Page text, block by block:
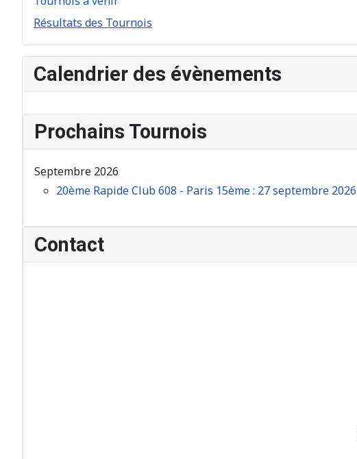
Résultats des Tournois
Calendrier des évènements
Prochains Tournois
Septembre 2026
20ème Rapide Club 608 - Paris 15ème : 27 septembre 2026
Contact